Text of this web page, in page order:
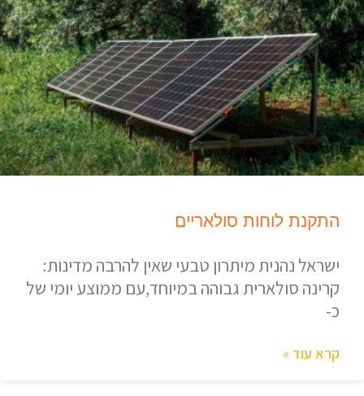
התקנת לוחות סולאריים
ישראל נהנית מיתרון טבעי שאין להרבה מדינות:
קרינה סולארית גבוהה במיוחד,עם ממוצע יומי של
כ-
קרא עוד »